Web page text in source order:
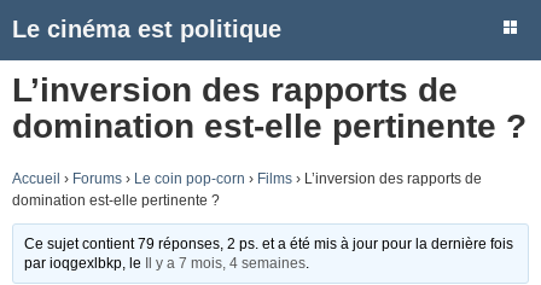
Le cinéma est politique
L’inversion des rapports de
domination est-elle pertinente ?
Accueil › Forums › Le coin pop-corn › Films › L’inversion des rapports de
domination est-elle pertinente ?
Ce sujet contient 79 réponses, 2 ps. et a été mis à jour pour la dernière fois
parioqgexlbkp , le Il y a 7 mois, 4 semaines